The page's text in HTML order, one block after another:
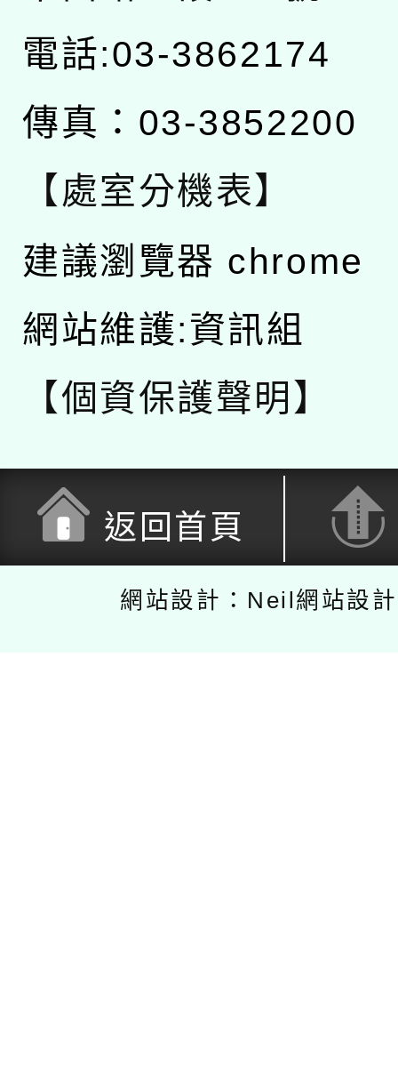
電話:03-3862174
傳真：03-3852200
【處室分機表】
建議瀏覽器 chrome
網站維護:資訊組
【個資保護聲明】
返回首頁
網站設計：Neil網站設